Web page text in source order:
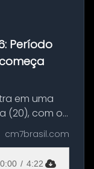
Período
em uma
(20), com o
e
cm7brasil.com
0:00 / 4:22